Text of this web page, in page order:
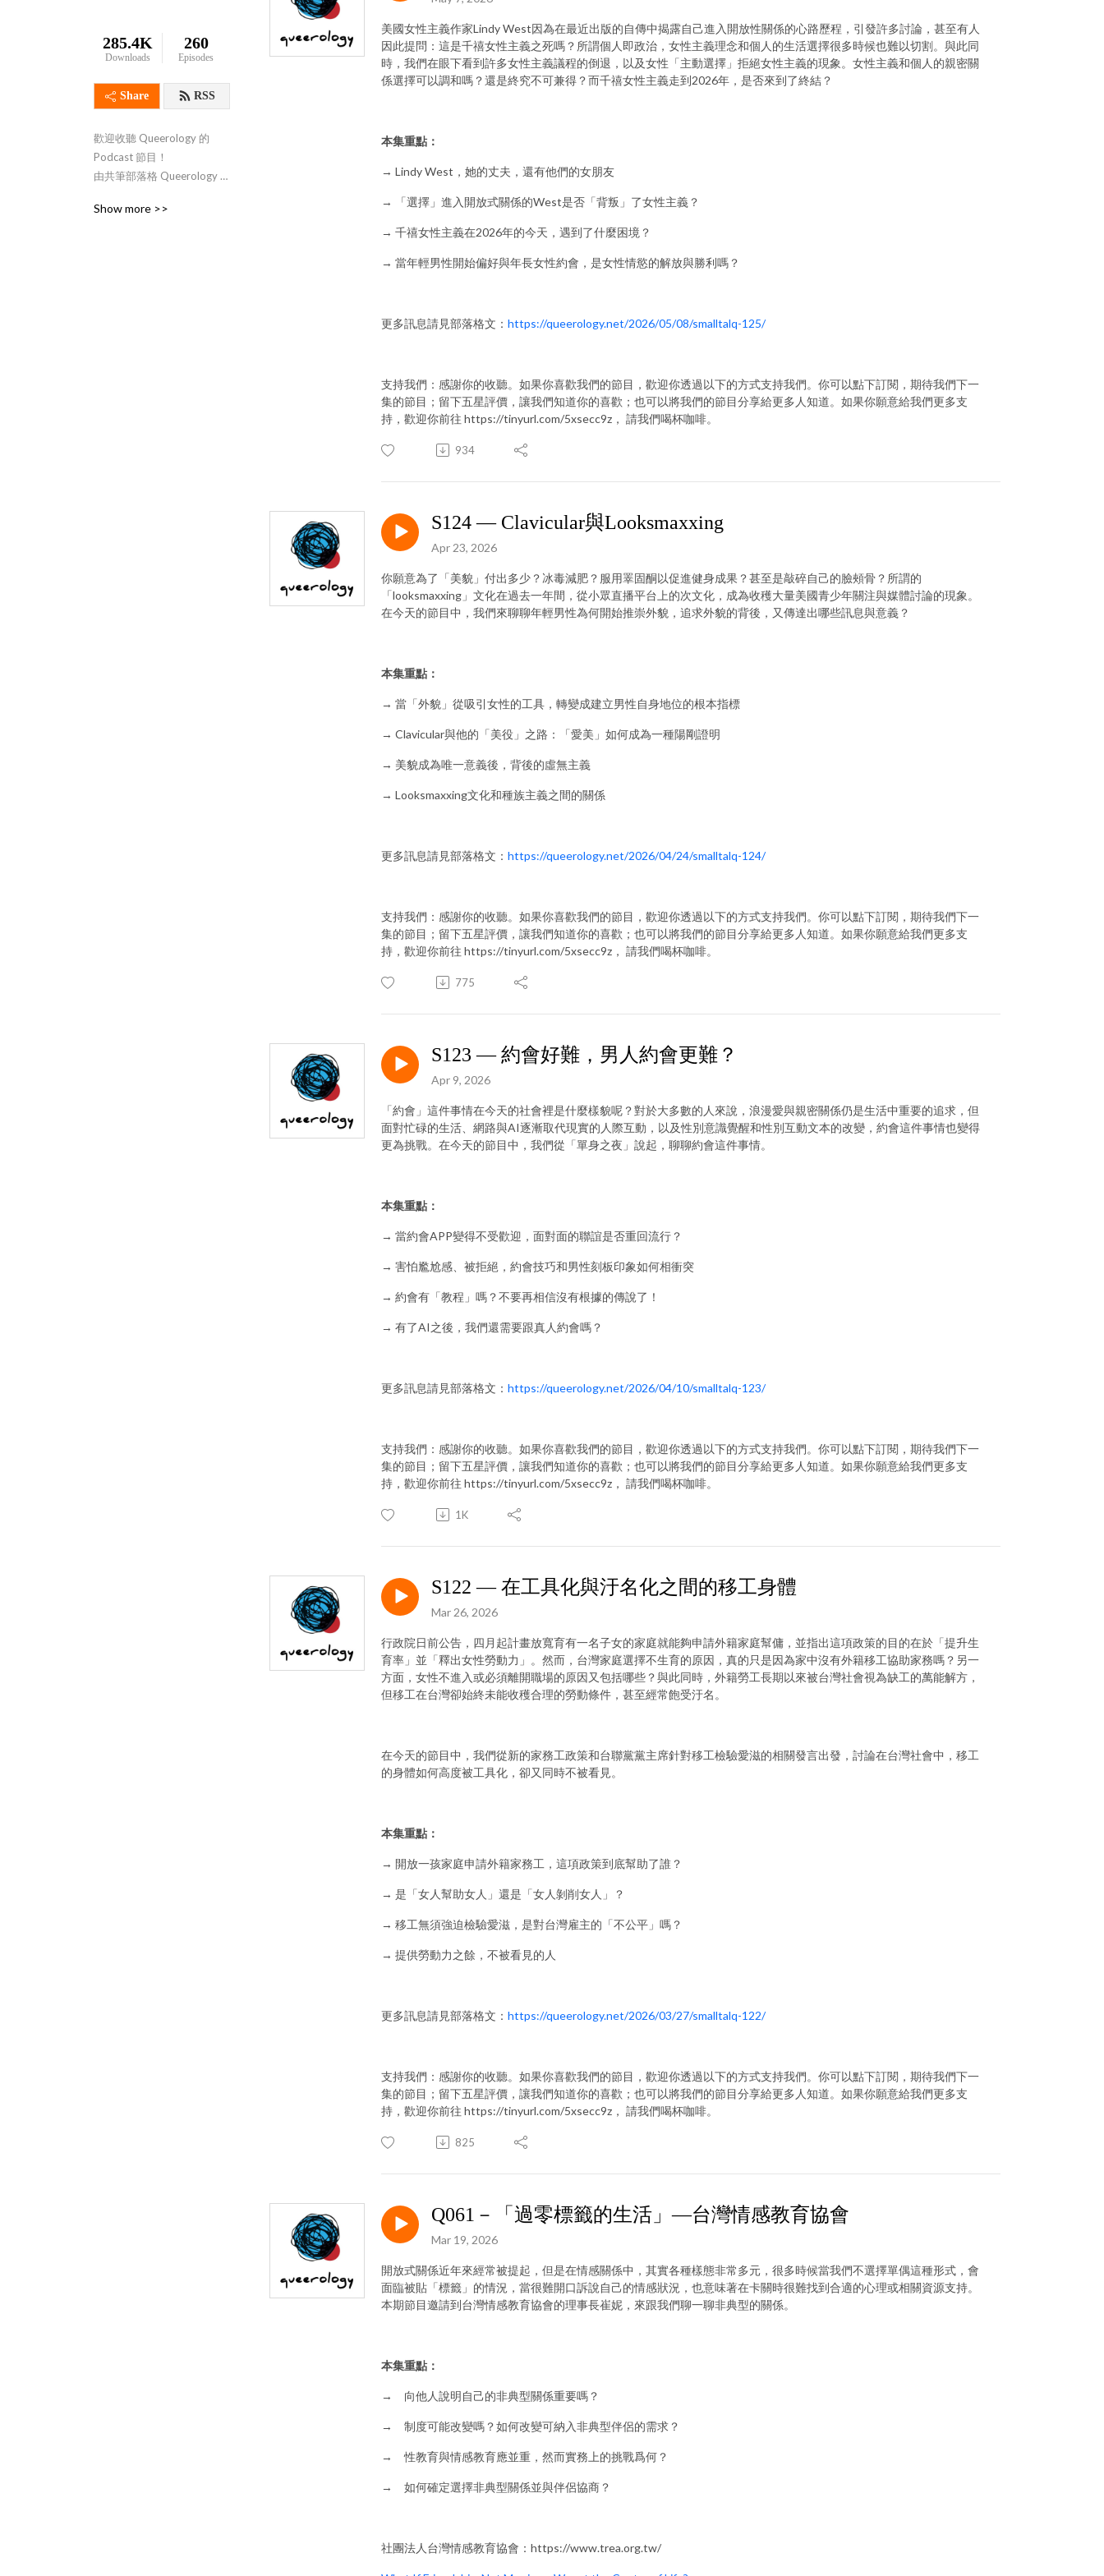
285.4K
Downloads
260
Episodes
Share RSS
歡迎收聽 Queerology 的
Podcast 節目！
由共筆部落格 Queerology
結合了約 20 位作者一起寫
Show more >>
美國女性主義作家Lindy West因為在最近出版的自傳中揭露自己進入開放性關係的心路歷程，引發許多討論，甚至有人
因此提問：這是千禧女性主義之死嗎？所謂個人即政治，女性主義理念和個人的生活選擇很多時候也難以切割。與此同
時，我們在眼下看到許多女性主義議程的倒退，以及女性「主動選擇」拒絕女性主義的現象。女性主義和個人的親密關
係選擇可以調和嗎？還是終究不可兼得？而千禧女性主義走到2026年，是否來到了終結？
本集重點：
→ Lindy West，她的丈夫，還有他們的女朋友
→ 「選擇」進入開放式關係的West是否「背叛」了女性主義？
→ 千禧女性主義在2026年的今天，遇到了什麼困境？
→ 當年輕男性開始偏好與年長女性約會，是女性情慾的解放與勝利嗎？
更多訊息請見部落格文： https://queerology.net/2026/05/08/smalltalq-125/
支持我們：感謝你的收聽。如果你喜歡我們的節目，歡迎你透過以下的方式支持我們。你可以點下訂閱，期待我們下一
集的節目；留下五星評價，讓我們知道你的喜歡；也可以將我們的節目分享給更多人知道。如果你願意給我們更多支
持，歡迎你前往 https://tinyurl.com/5xsecc9z， 請我們喝杯咖啡。
934
S124 — Clavicular與Looksmaxxing
Apr 23, 2026
你願意為了「美貌」付出多少？冰毒減肥？服用睪固酮以促進健身成果？甚至是敲碎自己的臉頰骨？所謂的
「looksmaxxing」文化在過去一年間，從小眾直播平台上的次文化，成為收穫大量美國青少年關注與媒體討論的現象。
在今天的節目中，我們來聊聊年輕男性為何開始推崇外貌，追求外貌的背後，又傳達出哪些訊息與意義？
本集重點：
→ 當「外貌」從吸引女性的工具，轉變成建立男性自身地位的根本指標
→ Clavicular與他的「美役」之路：「愛美」如何成為一種陽剛證明
→ 美貌成為唯一意義後，背後的虛無主義
→ Looksmaxxing文化和種族主義之間的關係
更多訊息請見部落格文： https://queerology.net/2026/04/24/smalltalq-124/
支持我們：感謝你的收聽。如果你喜歡我們的節目，歡迎你透過以下的方式支持我們。你可以點下訂閱，期待我們下一
集的節目；留下五星評價，讓我們知道你的喜歡；也可以將我們的節目分享給更多人知道。如果你願意給我們更多支
持，歡迎你前往 https://tinyurl.com/5xsecc9z， 請我們喝杯咖啡。
775
S123 — 約會好難，男人約會更難？
Apr 9, 2026
「約會」這件事情在今天的社會裡是什麼樣貌呢？對於大多數的人來說，浪漫愛與親密關係仍是生活中重要的追求，但
面對忙碌的生活、網路與AI逐漸取代現實的人際互動，以及性別意識覺醒和性別互動文本的改變，約會這件事情也變得
更為挑戰。在今天的節目中，我們從「單身之夜」說起，聊聊約會這件事情。
本集重點：
→ 當約會APP變得不受歡迎，面對面的聯誼是否重回流行？
→ 害怕尷尬感、被拒絕，約會技巧和男性刻板印象如何相衝突
→ 約會有「教程」嗎？不要再相信沒有根據的傳說了！
→ 有了AI之後，我們還需要跟真人約會嗎？
更多訊息請見部落格文： https://queerology.net/2026/04/10/smalltalq-123/
支持我們：感謝你的收聽。如果你喜歡我們的節目，歡迎你透過以下的方式支持我們。你可以點下訂閱，期待我們下一
集的節目；留下五星評價，讓我們知道你的喜歡；也可以將我們的節目分享給更多人知道。如果你願意給我們更多支
持，歡迎你前往 https://tinyurl.com/5xsecc9z， 請我們喝杯咖啡。
1K
S122 — 在工具化與汙名化之間的移工身體
Mar 26, 2026
行政院日前公告，四月起計畫放寬育有一名子女的家庭就能夠申請外籍家庭幫傭，並指出這項政策的目的在於「提升生
育率」並「釋出女性勞動力」。然而，台灣家庭選擇不生育的原因，真的只是因為家中沒有外籍移工協助家務嗎？另一
方面，女性不進入或必須離開職場的原因又包括哪些？與此同時，外籍勞工長期以來被台灣社會視為缺工的萬能解方，
但移工在台灣卻始終未能收穫合理的勞動條件，甚至經常飽受汙名。
在今天的節目中，我們從新的家務工政策和台聯黨黨主席針對移工檢驗愛滋的相關發言出發，討論在台灣社會中，移工
的身體如何高度被工具化，卻又同時不被看見。
本集重點：
→ 開放一孩家庭申請外籍家務工，這項政策到底幫助了誰？
→ 是「女人幫助女人」還是「女人剝削女人」？
→ 移工無須強迫檢驗愛滋，是對台灣雇主的「不公平」嗎？
→ 提供勞動力之餘，不被看見的人
更多訊息請見部落格文： https://queerology.net/2026/03/27/smalltalq-122/
支持我們：感謝你的收聽。如果你喜歡我們的節目，歡迎你透過以下的方式支持我們。你可以點下訂閱，期待我們下一
集的節目；留下五星評價，讓我們知道你的喜歡；也可以將我們的節目分享給更多人知道。如果你願意給我們更多支
持，歡迎你前往 https://tinyurl.com/5xsecc9z， 請我們喝杯咖啡。
825
Q061－「過零標籤的生活」—台灣情感教育協會
Mar 19, 2026
開放式關係近年來經常被提起，但是在情感關係中，其實各種樣態非常多元，很多時候當我們不選擇單偶這種形式，會
面臨被貼「標籤」的情況，當很難開口訴說自己的情感狀況，也意味著在卡關時很難找到合適的心理或相關資源支持。
本期節目邀請到台灣情感教育協會的理事長崔妮，來跟我們聊一聊非典型的關係。
本集重點：
→ 向他人說明自己的非典型關係重要嗎？
→ 制度可能改變嗎？如何改變可納入非典型伴侶的需求？
→ 性教育與情感教育應並重，然而實務上的挑戰爲何？
→ 如何確定選擇非典型關係並與伴侶協商？
社團法人台灣情感教育協會：https://www.trea.org.tw/